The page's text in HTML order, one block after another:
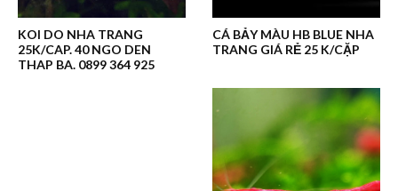
KOI DO NHA TRANG
25K/CAP. 40 NGO DEN
THAP BA. 0899 364 925
CÁ BẢY MÀU HB BLUE NHA
TRANG GIÁ RẺ 25 K/CẶP